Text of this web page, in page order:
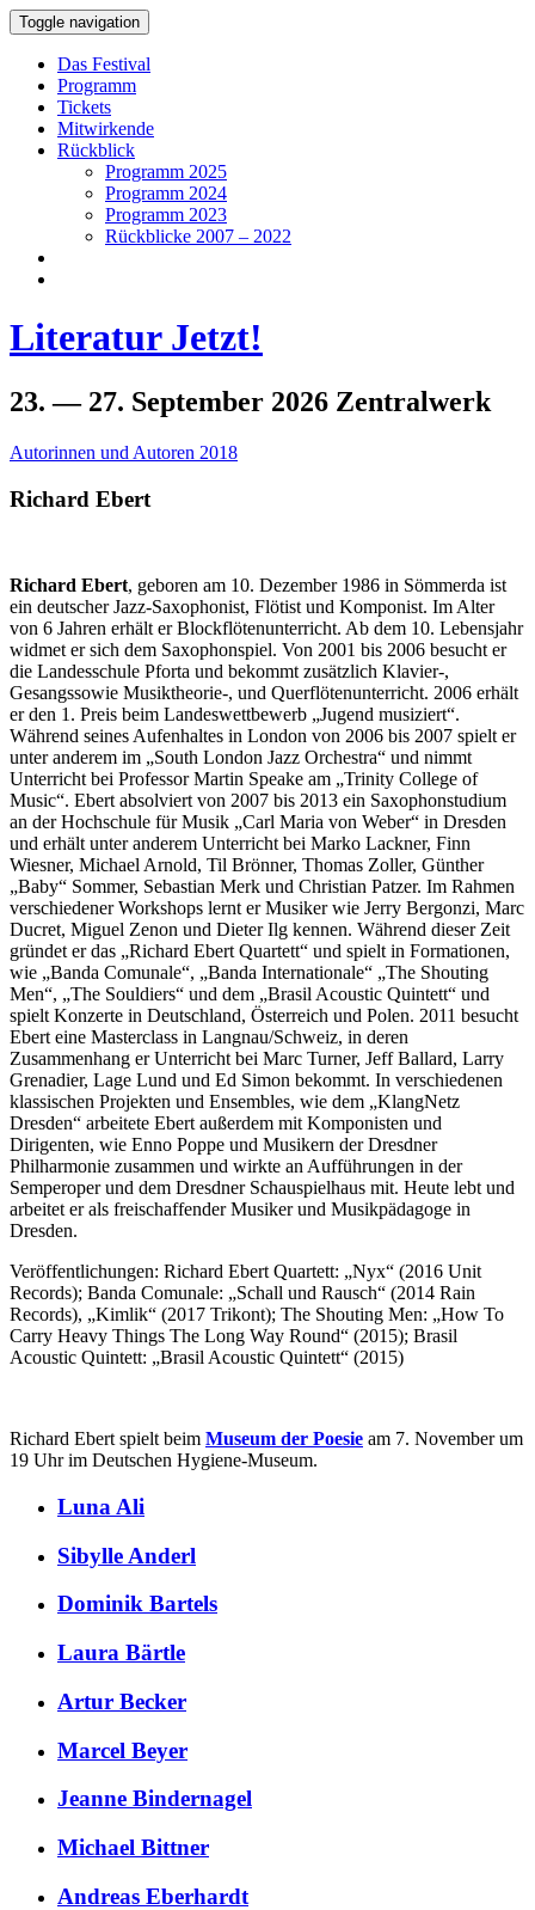
Toggle navigation
Das Festival
Programm
Tickets
Mitwirkende
Rückblick
Programm 2025
Programm 2024
Programm 2023
Rückblicke 2007 – 2022
Literatur Jetzt!
23. — 27. September 2026 Zentralwerk
Autorinnen und Autoren 2018
Richard Ebert
Richard Ebert, geboren am 10. Dezember 1986 in Sömmerda ist
ein deutscher Jazz-Saxophonist, Flötist und Komponist. Im Alter
von 6 Jahren erhält er Blockflötenunterricht. Ab dem 10. Lebensjahr
widmet er sich dem Saxophonspiel. Von 2001 bis 2006 besucht er
die Landesschule Pforta und bekommt zusätzlich Klavier-,
Gesangssowie Musiktheorie-, und Querflötenunterricht. 2006 erhält
er den 1. Preis beim Landeswettbewerb „Jugend musiziert“.
Während seines Aufenhaltes in London von 2006 bis 2007 spielt er
unter anderem im „South London Jazz Orchestra“ und nimmt
Unterricht bei Professor Martin Speake am „Trinity College of
Music“. Ebert absolviert von 2007 bis 2013 ein Saxophonstudium
an der Hochschule für Musik „Carl Maria von Weber“ in Dresden
und erhält unter anderem Unterricht bei Marko Lackner, Finn
Wiesner, Michael Arnold, Til Brönner, Thomas Zoller, Günther
„Baby“ Sommer, Sebastian Merk und Christian Patzer. Im Rahmen
verschiedener Workshops lernt er Musiker wie Jerry Bergonzi, Marc
Ducret, Miguel Zenon und Dieter Ilg kennen. Während dieser Zeit
gründet er das „Richard Ebert Quartett“ und spielt in Formationen,
wie „Banda Comunale“, „Banda Internationale“ „The Shouting
Men“, „The Souldiers“ und dem „Brasil Acoustic Quintett“ und
spielt Konzerte in Deutschland, Österreich und Polen. 2011 besucht
Ebert eine Masterclass in Langnau/Schweiz, in deren
Zusammenhang er Unterricht bei Marc Turner, Jeff Ballard, Larry
Grenadier, Lage Lund und Ed Simon bekommt. In verschiedenen
klassischen Projekten und Ensembles, wie dem „KlangNetz
Dresden“ arbeitete Ebert außerdem mit Komponisten und
Dirigenten, wie Enno Poppe und Musikern der Dresdner
Philharmonie zusammen und wirkte an Aufführungen in der
Semperoper und dem Dresdner Schauspielhaus mit. Heute lebt und
arbeitet er als freischaffender Musiker und Musikpädagoge in
Dresden.
Veröffentlichungen: Richard Ebert Quartett: „Nyx“ (2016 Unit
Records); Banda Comunale: „Schall und Rausch“ (2014 Rain
Records), „Kimlik“ (2017 Trikont); The Shouting Men: „How To
Carry Heavy Things The Long Way Round“ (2015); Brasil
Acoustic Quintett: „Brasil Acoustic Quintett“ (2015)
Richard Ebert spielt beim Museum der Poesie am 7. November um
19 Uhr im Deutschen Hygiene-Museum.
Luna Ali
Sibylle Anderl
Dominik Bartels
Laura Bärtle
Artur Becker
Marcel Beyer
Jeanne Bindernagel
Michael Bittner
Andreas Eberhardt